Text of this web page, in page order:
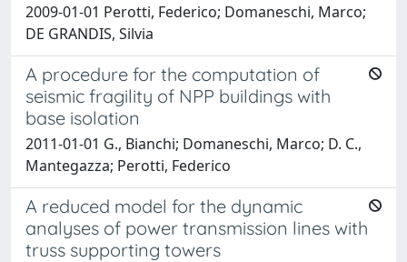
2009-01-01 Perotti, Federico; Domaneschi, Marco;
DE GRANDIS, Silvia
A procedure for the computation of
seismic fragility of NPP buildings with
base isolation
2011-01-01 G., Bianchi; Domaneschi, Marco; D. C.,
Mantegazza; Perotti, Federico
A reduced model for the dynamic
analyses of power transmission lines with
truss supporting towers